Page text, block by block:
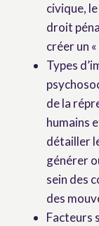
civique,
droit
créer un
Types
de la
humains
détailler
générer
sein des
des
Facteurs